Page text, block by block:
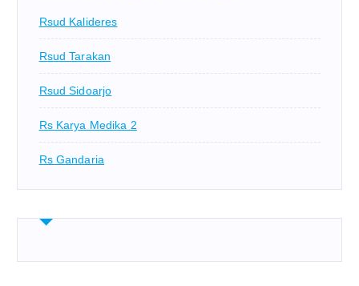
Rsud Kalideres
Rsud Tarakan
Rsud Sidoarjo
Rs Karya Medika 2
Rs Gandaria